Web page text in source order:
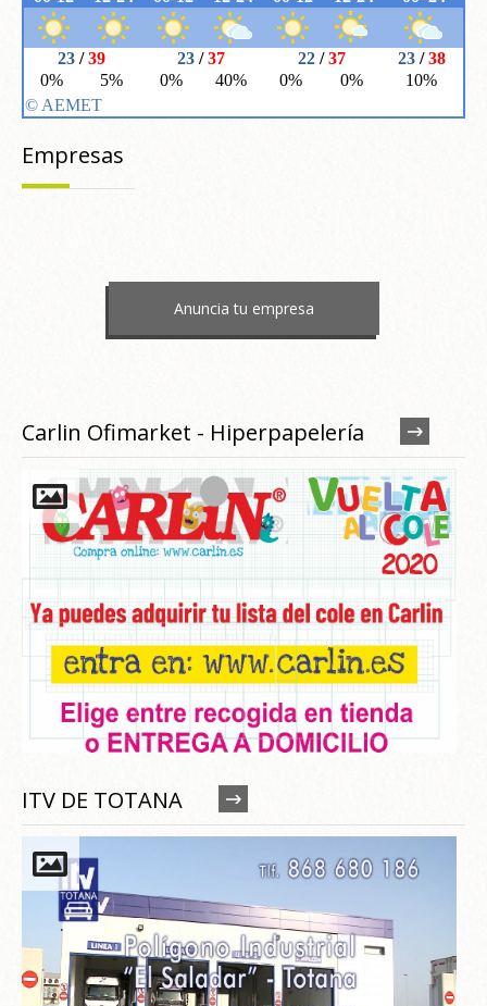
Empresas
Anuncia tu empresa
Carlin Ofimarket - Hiperpapelería
ITV DE TOTANA